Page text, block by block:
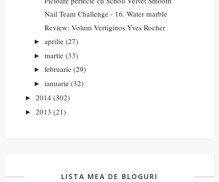
Nail Team Challenge - 16. Water marble
Review: Volum Vertiginos Yves Rocher
► aprilie (27)
► martie (33)
► februarie (29)
► ianuarie (32)
► 2014 (302)
► 2013 (21)
LISTA MEA DE BLOGURI